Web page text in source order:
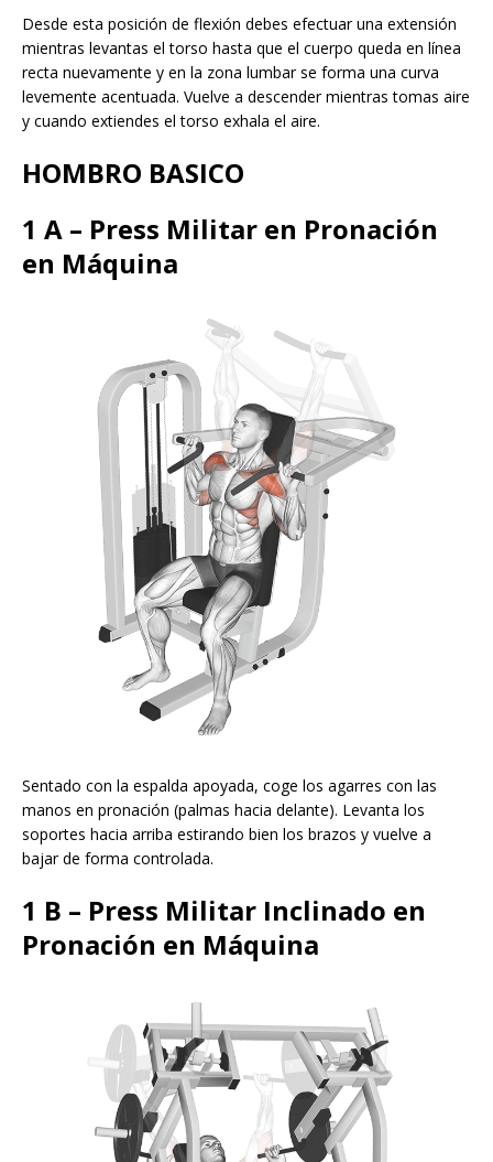
Desde esta posición de flexión debes efectuar una extensión
mientras levantas el torso hasta que el cuerpo queda en línea
recta nuevamente y en la zona lumbar se forma una curva
levemente acentuada. Vuelve a descender mientras tomas aire
y cuando extiendes el torso exhala el aire.
HOMBRO BASICO
1 A – Press Militar en Pronación
en Máquina
Sentado con la espalda apoyada, coge los agarres con las
manos en pronación (palmas hacia delante). Levanta los
soportes hacia arriba estirando bien los brazos y vuelve a
bajar de forma controlada.
1 B – Press Militar Inclinado en
Pronación en Máquina